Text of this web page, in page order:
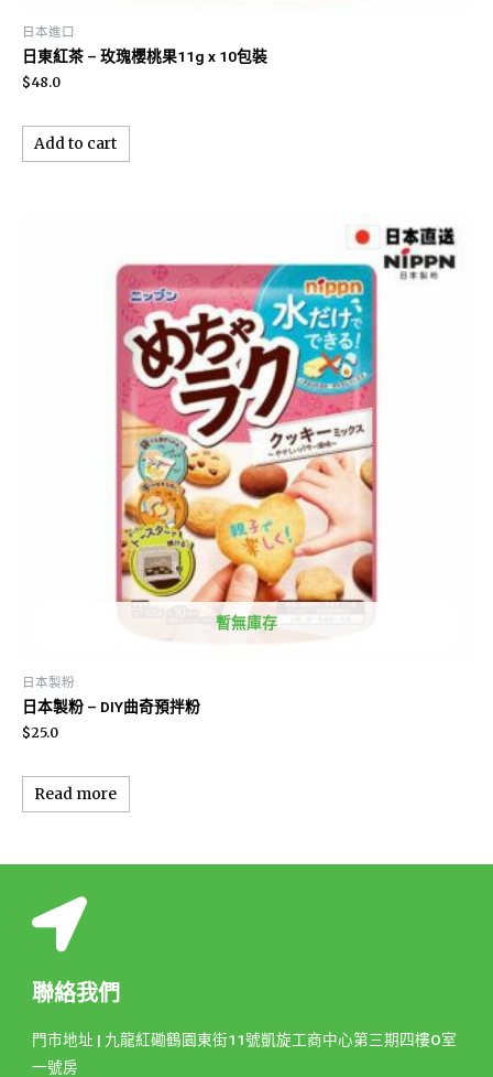
日本進口
日東紅茶 – 玫瑰櫻桃果11g x 10包裝
$48.0
Add to cart
暫無庫存
日本製粉
日本製粉 – DIY曲奇預拌粉
$25.0
Read more
聯絡我們
門市地址 | 九龍紅磡鶴園東街11號凱旋工商中心第三期四樓O室
一號房